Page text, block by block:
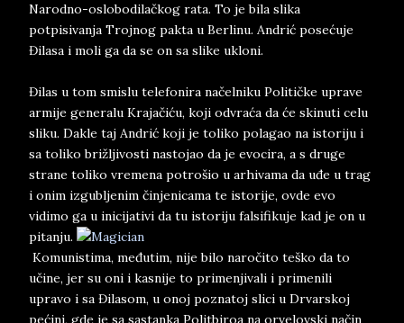
Narodno-oslobodilačkog rata. To je bila slika
potpisivanja Trojnog pakta u Berlinu. Andrić posećuje
Đilasa i moli ga da se on sa slike ukloni.
Đilas u tom smislu telefonira načelniku Političke uprave
armije generalu Krajačiću, koji odvraća da će skinuti celu
sliku. Dakle taj Andrić koji je toliko polagao na istoriju i
sa toliko brižljivosti nastojao da je evocira, a s druge
strane toliko vremena potrošio u arhivama da uđe u trag
i onim izgubljenim činjenicama te istorije, ovde evo
vidimo ga u inicijativi da tu istoriju falsifikuje kad je on u
pitanju.
Komunistima, međutim, nije bilo naročito teško da to
učine, jer su oni i kasnije to primenjivali i primenili
upravo i sa Đilasom, u onoj poznatoj slici u Drvarskoj
pećini, gde je sa sastanka Politbiroa na orvelovski način